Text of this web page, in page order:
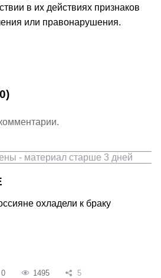
в их действиях признаков
или правонарушения.
- материал старше 3 дней
охладели к браку
0 1495 5